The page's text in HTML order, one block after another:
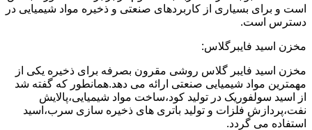
است و برای بسیاری از کاربردهای صنعتی و ذخیره مواد شیمیایی در
دسترس است.
مخزن اسید فایبرگلاس:
مخزن اسید فایبر گلاس روشی مقرون بصرفه برای ذخیره یکی از
مهمترین مواد شیمیایی صنعتی ارائه می دهد.همانطور که گفته شد
از اسید سولفوریک در تولید کود،ساخت مواد شیمیایی،پالایش
نفت،پردازش فلزات و تولید باتری های ذخیره سازی سرب،اسید
استفاده می گردد.